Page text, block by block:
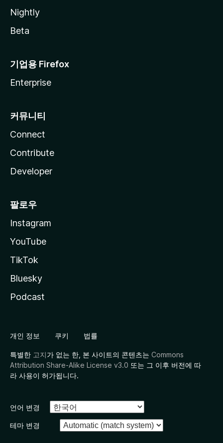
Nightly
Beta
기업용 Firefox
Enterprise
커뮤니티
Connect
Contribute
Developer
팔로우
Instagram
YouTube
TikTok
Bluesky
Podcast
개인 정보 쿠키 법률
특별한 고지가 없는 한, 본 사이트의 콘텐츠는 Commons
Attribution Share-Alike License v3.0 또는 그 이후 버전에 따
라 사용이 허가됩니다.
언어 변경
테마 변경